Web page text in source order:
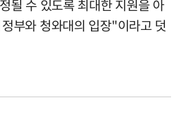
될 수 있도록 최대한 지원을 아
부와 청와대의 입장"이라고 덧